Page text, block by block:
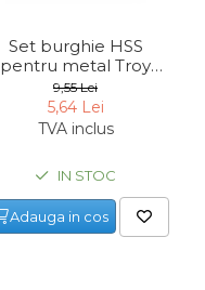
Set burghie HSS
pentru metal Troy
31050, Ø 5 mm, 10
bucat
9,55 Lei
5,64 Lei
TVA inclus
IN STOC
Adauga in cos